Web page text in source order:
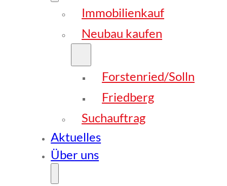
Immobilienkauf
Neubau kaufen
Forstenried/Solln
Friedberg
Suchauftrag
Aktuelles
Über uns